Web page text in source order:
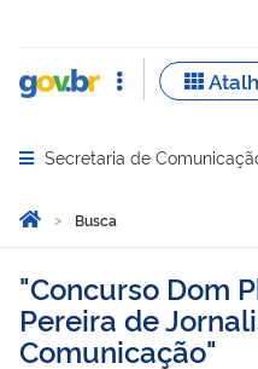
Abrir menu principal de
Secretaria de
Você está aqui:
Página Inicial
Busca
Busca
Concurso Dom
Pereira de
Comunicação